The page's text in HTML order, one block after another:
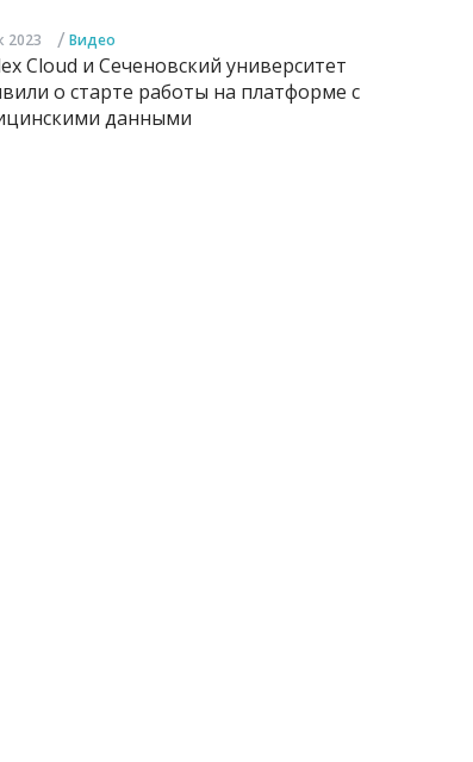
2023 / Видео
Cloud и Сеченовский университет
о старте работы на платформе с
данными